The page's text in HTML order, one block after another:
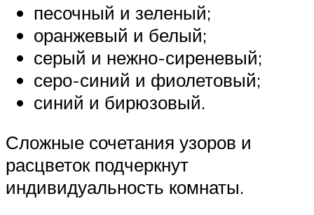
песочный и зеленый;
оранжевый и белый;
серый и нежно-сиреневый;
серо-синий и фиолетовый;
синий и бирюзовый.
Сложные сочетания узоров и
расцветок подчеркнут
индивидуальность комнаты.